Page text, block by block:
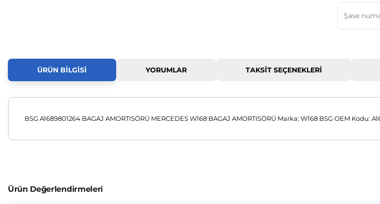
ÜRÜN BILGISI YORUMLAR TAKSIT SEÇENEKLERI
BSG A1689801264 BAGAJ AMORTISÖRÜ MERCEDES W168 BAGAJ AMORTISÖRÜ Marka: W168 BSG OEM Kodu: